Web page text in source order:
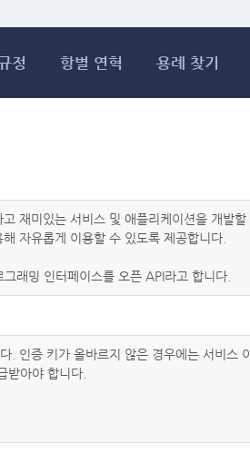
정 항별 연혁 용례 찾기
재미있는 서비스 및 애플리케이션을 개발
자유롭게 이용할 수 있도록 제공합니다.
래밍 인터페이스를 오픈 API라고 합니다.
. 인증 키가 올바르지 않은 경우에는 서비스
받아야 합니다.